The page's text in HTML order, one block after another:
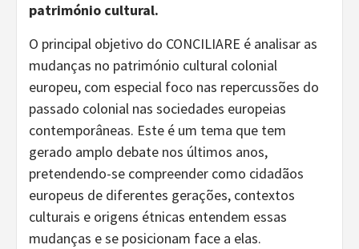
património cultural.
O principal objetivo do CONCILIARE é analisar as
mudanças no património cultural colonial
europeu, com especial foco nas repercussões do
passado colonial nas sociedades europeias
contemporâneas. Este é um tema que tem
gerado amplo debate nos últimos anos,
pretendendo-se compreender como cidadãos
europeus de diferentes gerações, contextos
culturais e origens étnicas entendem essas
mudanças e se posicionam face a elas.